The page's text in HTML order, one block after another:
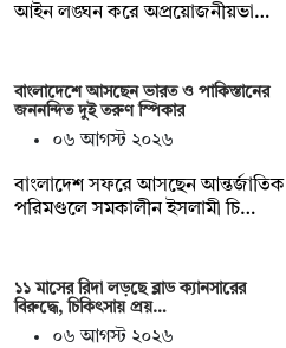
আইন লঙ্ঘন করে অপ্রয়োজনীয়ভা…
বাংলাদেশে আসছেন ভারত ও পাকিস্তানের
জননন্দিত দুই তরুণ স্পিকার
০৬ আগস্ট ২০২৬
বাংলাদেশ সফরে আসছেন আন্তর্জাতিক
পরিমণ্ডলে সমকালীন ইসলামী চি…
১১ মাসের রিদা লড়ছে ব্লাড ক্যানসারের
বিরুদ্ধে, চিকিৎসায় প্রয়…
০৬ আগস্ট ২০২৬